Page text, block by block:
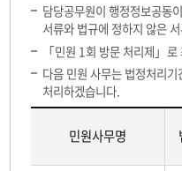
담당공무원이 행정정보공동
서류와 법규에 정하지 않은
「민원 1회 방문 처리제」
다음 민원 사무는 법정처리
처리하겠습니다.
민원사무명